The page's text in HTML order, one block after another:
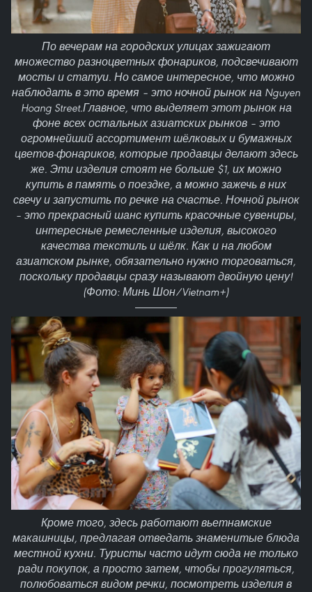
По вечерам на городских улицах зажигают
множество разноцветных фонариков, подсвечивают
мосты и статуи. Но самое интересное, что можно
наблюдать в это время – это ночной рынок на Nguyen
Hoang Street.Главное, что выделяет этот рынок на
фоне всех остальных азиатских рынков – это
огромнейший ассортимент шёлковых и бумажных
цветов-фонариков, которые продавцы делают здесь
же. Эти изделия стоят не больше $1, их можно
купить в память о поездке, а можно зажечь в них
свечу и запустить по речке на счастье. Ночной рынок
– это прекрасный шанс купить красочные сувениры,
интересные ремесленные изделия, высокого
качества текстиль и шёлк. Как и на любом
азиатском рынке, обязательно нужно торговаться,
поскольку продавцы сразу называют двойную цену!
(Фото: Минь Шон/Vietnam+)
Кроме того, здесь работают вьетнамские
макашницы, предлагая отведать знаменитые блюда
местной кухни. Туристы часто идут сюда не только
ради покупок, а просто затем, чтобы прогуляться,
полюбоваться видом речки, посмотреть изделия в